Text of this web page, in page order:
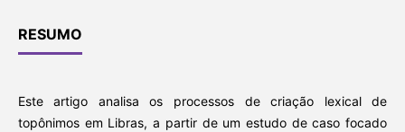
RESUMO
Este artigo analisa os processos de criação lexical de
topônimos em Libras, a partir de um estudo de caso focado